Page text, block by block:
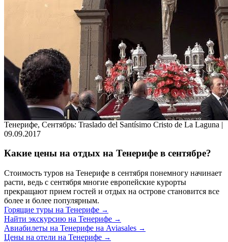
Тенерифе, Сентябрь: Traslado del Santísimo Cristo de La Laguna |
09.09.2017
Какие цены на отдых на Тенерифе в сентябре?
Стоимость туров на Тенерифе в сентября понемногу начинает
расти, ведь с сентября многие европейские курорты
прекращают прием гостей и отдых на острове становится все
более и более популярным.
Горящие туры на Тенерифе →
Найти экскурсию на Тенерифе →
Авиабилеты на Тенерифе на Aviasales →
Цены на отели на Тенерифе →